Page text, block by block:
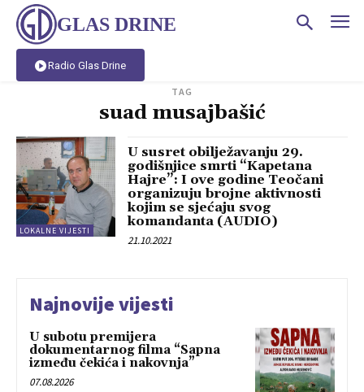
GLAS DRINE
Radio Glas Drine
TAG
suad musajbašić
LOKALNE VIJESTI
U susret obilježavanju 29.
godišnjice smrti “Kapetana
Hajre”: I ove godine Teočani
organizuju brojne aktivnosti
kojim se sjećaju svog
komandanta (AUDIO)
21.10.2021
Najnovije vijesti
U subotu premijera
dokumentarnog filma “Sapna
između čekića i nakovnja”
07.08.2026